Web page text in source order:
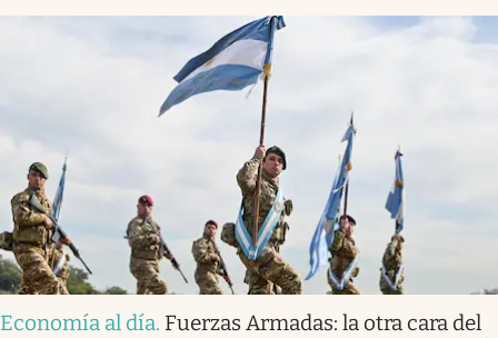
Economía al día. Fuerzas Armadas: la otra cara del